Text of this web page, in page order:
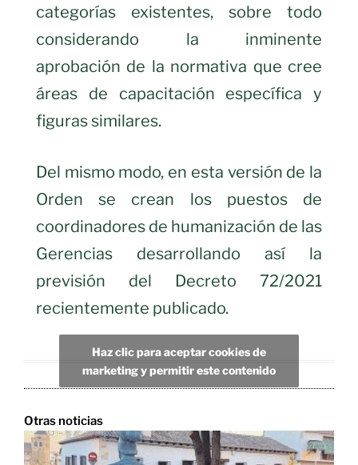
categorías existentes, sobre todo
considerando la inminente
aprobación de la normativa que cree
áreas de capacitación específica y
figuras similares.
Del mismo modo, en esta versión de la
Orden se crean los puestos de
coordinadores de humanización de las
Gerencias desarrollando así la
previsión del Decreto 72/2021
recientemente publicado.
Haz clic para aceptar cookies de
marketing y permitir este contenido
Otras noticias